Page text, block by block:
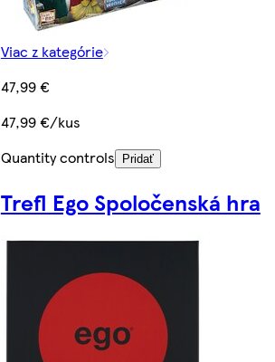
Viac z kategórie
47,99 €
47,99 €/kus
Quantity controls
Pridať
Trefl Ego Spoločenská hra